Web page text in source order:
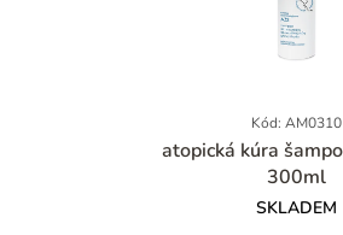
Kód: AM0310
atopická kúra šampon na vlasy
300ml
SKLADEM